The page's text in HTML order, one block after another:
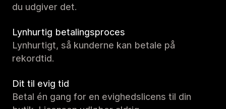
du udgiver det.
Lynhurtig betalingsproces
Lynhurtigt, så kunderne kan betale på
rekordtid.
Dit til evig tid
Betal én gang for en evighedslicens til din